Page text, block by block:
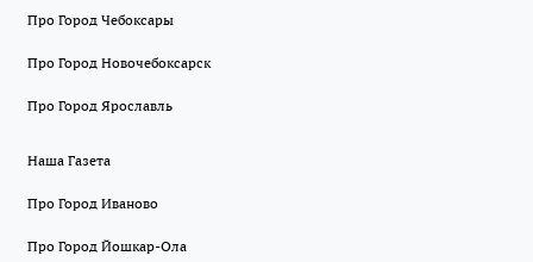
Про Город Чебоксары
Про Город Новочебоксарск
Про Город Ярославль
Наша Газета
Про Город Иваново
Про Город Йошкар-Ола